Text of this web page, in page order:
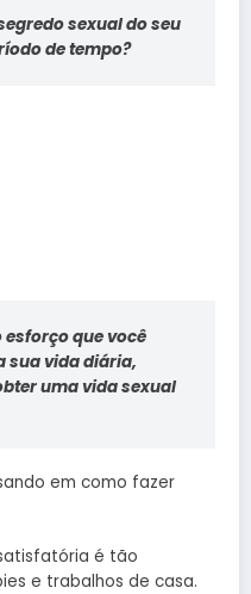
sexual do seu
de tempo?
que você
sua vida diária,
uma vida sexual
em como fazer
é tão
e trabalhos de casa.